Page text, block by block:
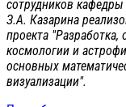
сотрудников
З.А. Казарина
проекта "Разработка,
космологии и
основных
визуализации".